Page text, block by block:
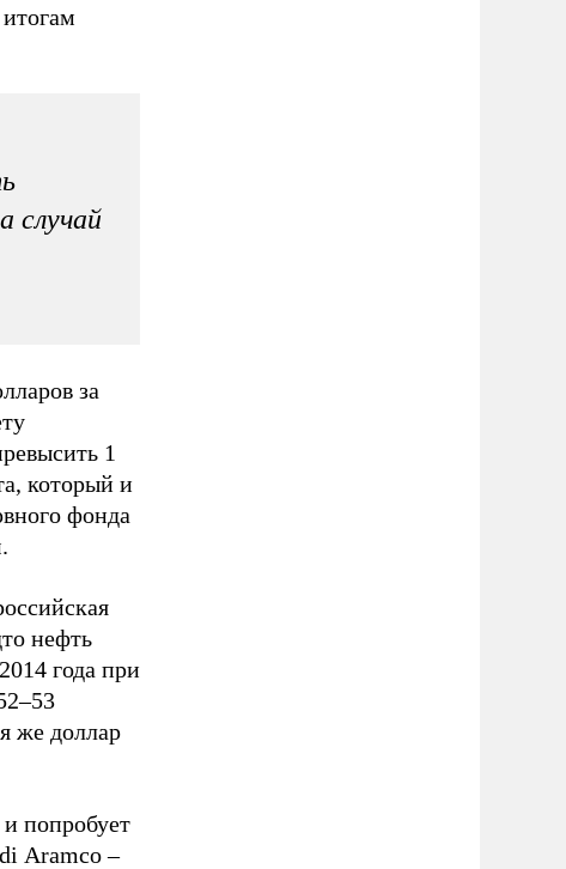
случай
за
1
который и
фонда
нефть
года при
же доллар
попробует
Aramco –